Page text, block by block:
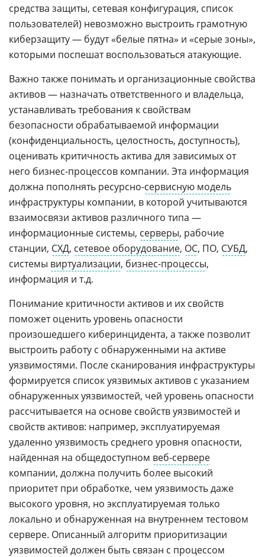
средства защиты, сетевая конфигурация, список
пользователей) невозможно выстроить грамотную
киберзащиту — будут «белые пятна» и «серые зоны»,
которыми поспешат воспользоваться атакующие.
Важно также понимать и организационные свойства
активов — назначать ответственного и владельца,
устанавливать требования к свойствам
безопасности обрабатываемой информации
(конфиденциальность, целостность, доступность),
оценивать критичность актива для зависимых от
него бизнес-процессов компании. Эта информация
должна пополнять ресурсно-сервисную модель
инфраструктуры компании, в которой учитываются
взаимосвязи активов различного типа —
информационные системы, серверы, рабочие
станции, СХД, сетевое оборудование, ОС, ПО, СУБД,
системы виртуализации, бизнес-процессы,
информация и т.д.
Понимание критичности активов и их свойств
поможет оценить уровень опасности
произошедшего киберинцидента, а также позволит
выстроить работу с обнаруженными на активе
уязвимостями. После сканирования инфраструктуры
формируется список уязвимых активов с указанием
обнаруженных уязвимостей, чей уровень опасности
рассчитывается на основе свойств уязвимостей и
свойств активов: например, эксплуатируемая
удаленно уязвимость среднего уровня опасности,
найденная на общедоступном веб-сервере
компании, должна получить более высокий
приоритет при обработке, чем уязвимость даже
высокого уровня, но эксплуатируемая только
локально и обнаруженная на внутреннем тестовом
сервере. Описанный алгоритм приоритизации
уязвимостей должен быть связан с процессом